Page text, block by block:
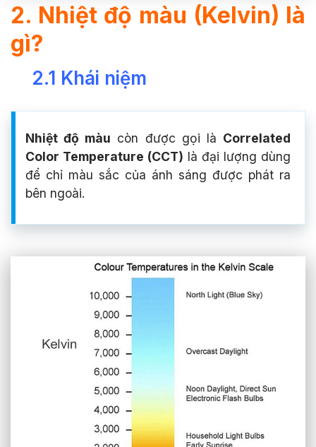
2. Nhiệt độ màu (Kelvin) là
gì?
2.1 Khái niệm
Nhiệt độ màu còn được gọi là Correlated
Color Temperature (CCT) là đại lượng dùng
để chỉ màu sắc của ánh sáng được phát ra
bên ngoài.